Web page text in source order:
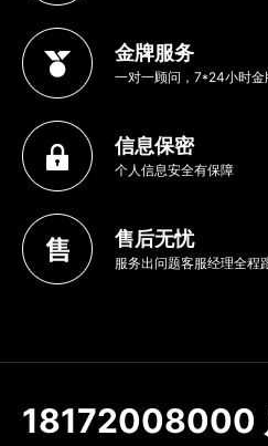
金牌服务
一对一顾问，7*24小时金
信息保密
个人信息安全有保障
售后无忧
服务出问题客服经理全程
18172008000